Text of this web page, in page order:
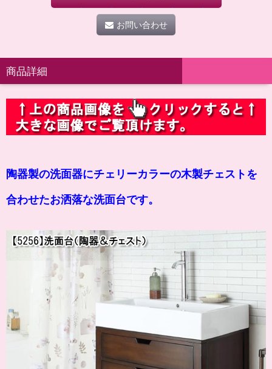
お問い合わせ
商品詳細
陶器製の洗面器にチェリーカラーの木製チェストを
合わせたお洒落な洗面台です。